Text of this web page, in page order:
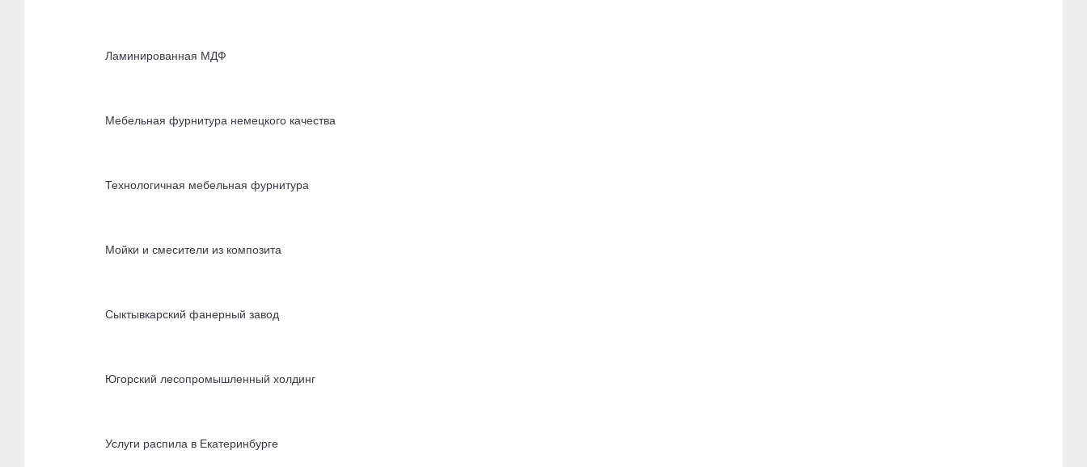
Ламинированная МДФ
Мебельная фурнитура немецкого качества
Технологичная мебельная фурнитура
Мойки и смесители из композита
Сыктывкарский фанерный завод
Югорский лесопромышленный холдинг
Услуги распила в Екатеринбурге